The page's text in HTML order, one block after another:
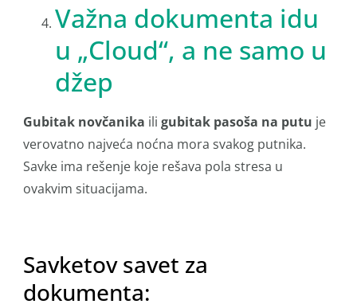
Važna dokumenta idu
u „Cloud“, a ne samo u
džep
Gubitak novčanika ili gubitak pasoša na putu je
verovatno najveća noćna mora svakog putnika.
Savke ima rešenje koje rešava pola stresa u
ovakvim situacijama.
Savketov savet za
dokumenta: